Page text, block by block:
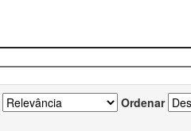
Ordenar